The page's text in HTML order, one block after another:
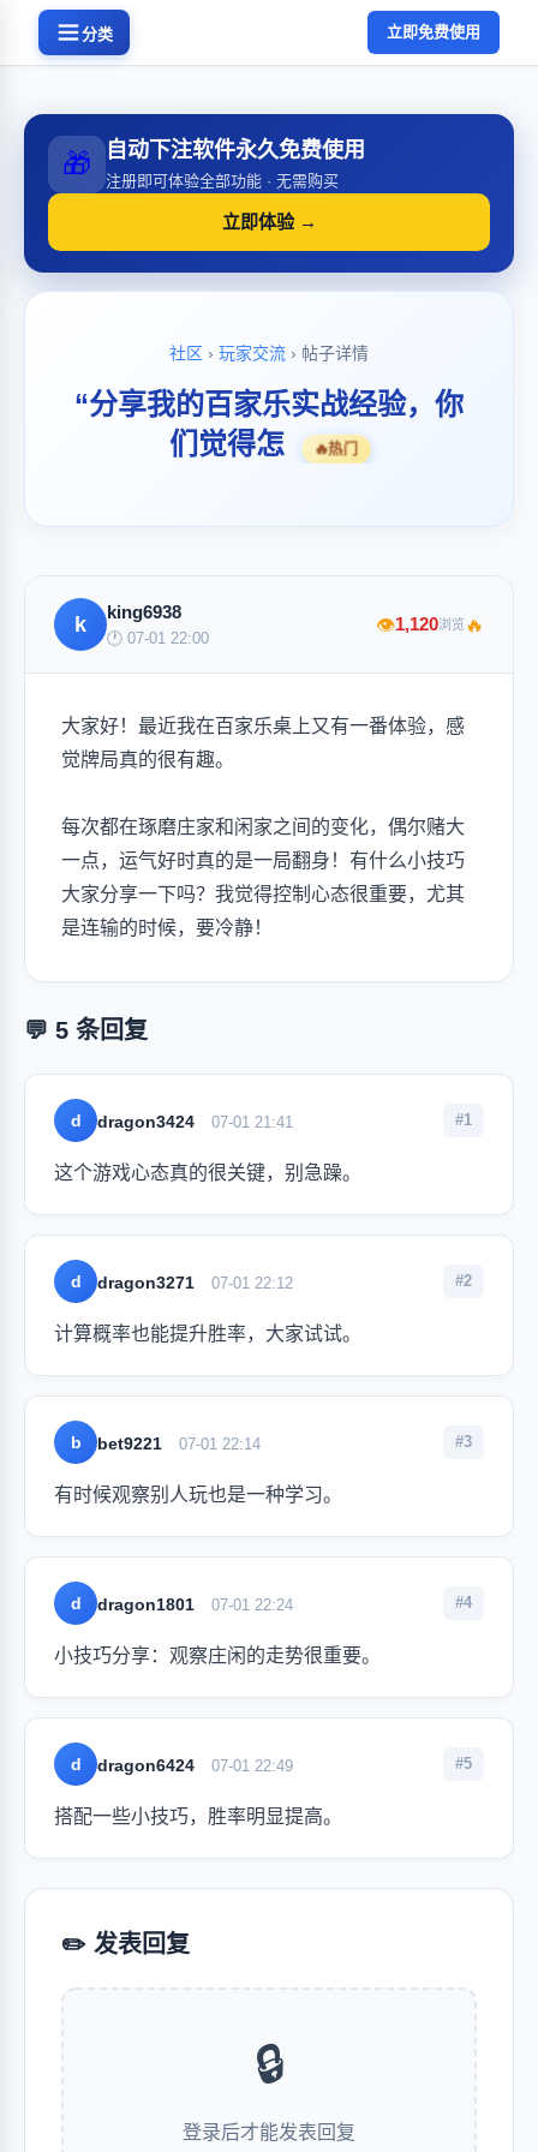
分类 立即免费使用
🎁 自动下注软件永久免费使用
注册即可体验全部功能 · 无需购买
立即体验 →
社区 › 玩家交流 › 帖子详情
“分享我的百家乐实战经验，你
们觉得怎
🔥热门
k
king6938
🕐 07-01 22:00
👁1,120浏览🔥
大家好！最近我在百家乐桌上又有一番体验，感
觉牌局真的很有趣。
每次都在琢磨庄家和闲家之间的变化，偶尔赌大
一点，运气好时真的是一局翻身！有什么小技巧
大家分享一下吗？我觉得控制心态很重要，尤其
是连输的时候，要冷静！
💬 5 条回复
d dragon3424 07-01 21:41 #1
这个游戏心态真的很关键，别急躁。
d dragon3271 07-01 22:12 #2
计算概率也能提升胜率，大家试试。
b bet9221 07-01 22:14 #3
有时候观察别人玩也是一种学习。
d dragon1801 07-01 22:24 #4
小技巧分享：观察庄闲的走势很重要。
d dragon6424 07-01 22:49 #5
搭配一些小技巧，胜率明显提高。
✏️ 发表回复
🔒
登录后才能发表回复